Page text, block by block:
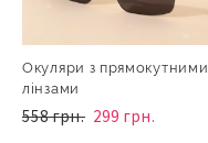
Окуляри з прямокутними
лінзами
558 грн. 299 грн.